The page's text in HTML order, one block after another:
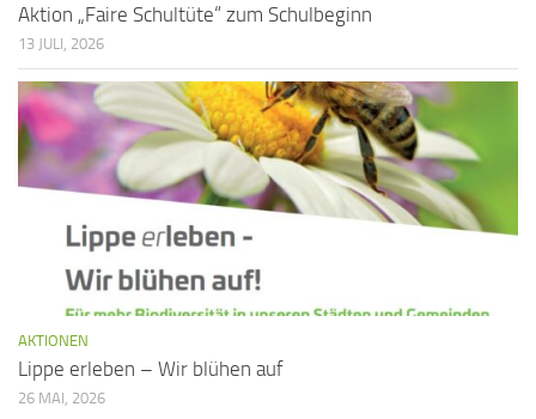
Aktion „Faire Schultüte“ zum Schulbeginn
13 JULI, 2026
AKTIONEN
Lippe erleben – Wir blühen auf
26 MAI, 2026